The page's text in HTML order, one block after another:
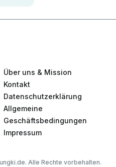
Über uns & Mission
Kontakt
Datenschutzerklärung
Allgemeine
Geschäftsbedingungen
Impressum
Alle Rechte vorbehalten.